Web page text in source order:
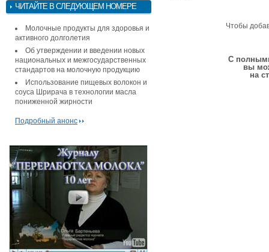
ЧИТАЙТЕ В СЛЕДУЮЩЕМ НОМЕРЕ
Молочные продукты для здоровья и
активного долголетия
Об утверждении и введении новых
национальных и межгосударственных
стандартов на молочную продукцию
Использование пищевых волокон и
соуса Шрирача в технологии масла
пониженной жирности
Подробный анонс
Чтобы
С
вы
на